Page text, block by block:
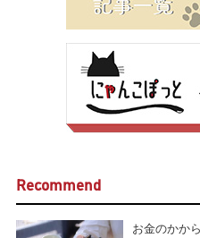
Recommend
お金のかか